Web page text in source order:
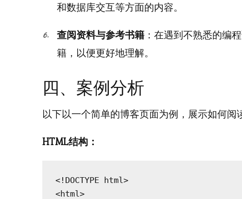
和数据库交互等方面的内容。
查阅资料与参考书籍 ：在遇到不熟悉的编
籍，以便更好地理解。
四、案例分析
以下以一个简单的博客页面为例，展示如何阅
HTML结构：
<!DOCTYPE html>
<html>